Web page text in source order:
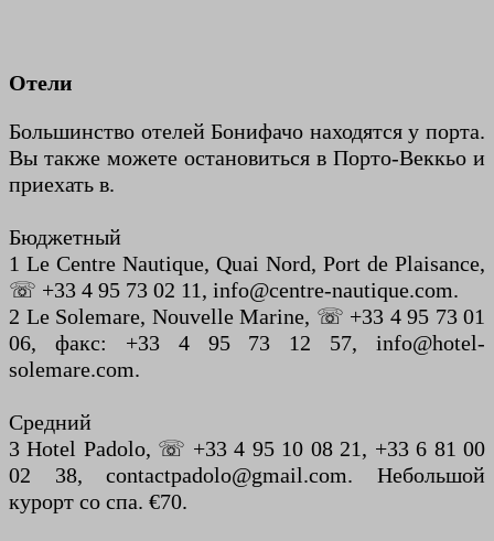
Отели
Большинство отелей Бонифачо находятся у порта.
Вы также можете остановиться в Порто-Веккьо и
приехать в.
Бюджетный
1 Le Centre Nautique, Quai Nord, Port de Plaisance,
☏ +33 4 95 73 02 11, info@centre-nautique.com.
2 Le Solemare, Nouvelle Marine, ☏ +33 4 95 73 01
06, факс: +33 4 95 73 12 57, info@hotel-
solemare.com.
Средний
3 Hotel Padolo, ☏ +33 4 95 10 08 21, +33 6 81 00
02 38, contactpadolo@gmail.com. Небольшой
курорт со спа. €70.